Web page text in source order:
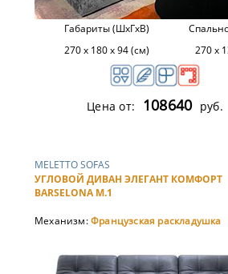
Габариты (ШхГхВ)
270 х 180 х 94 (см)
270 х
Цена от: 108640 руб.
MELETTO SOFAS
УГЛОВОЙ ДИВАН ЭЛЕГАНТ КОМФОРТ
BARSELONA М.1
Механизм:Французская раскладушка